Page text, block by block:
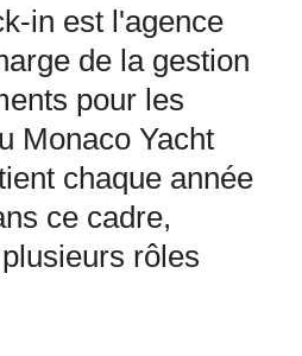
in est l'agence
de la gestion
pour les
Monaco Yacht
chaque année
ce cadre,
rôles